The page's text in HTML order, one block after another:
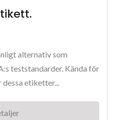
alternativ som
teststandarder. Kända för
dessa etiketter...